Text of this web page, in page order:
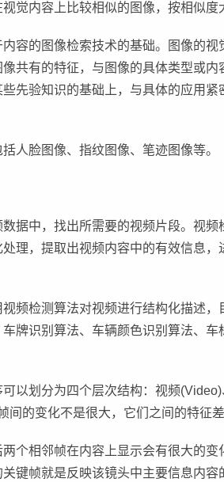
觉内容上比较相似的图像，按相似度
容的图像检索技术的基础。图像的
共有的特征，与图像的具体类型或
先验知识的基础上，与具体的应用
人脸图像、指纹图像、笔迹图像等。
据中，找出所需要的视频片段。视
理，提取出视频内容中的有效信息
频检测算法对视频进行结构化描述
牌识别算法、车辆颜色识别算法、
以划分为四个层次结构：视频
间的变化不是很大，它们之间的特征
个相邻帧在内容上显示会有很大的
键帧就是反映该镜头中主要信息内